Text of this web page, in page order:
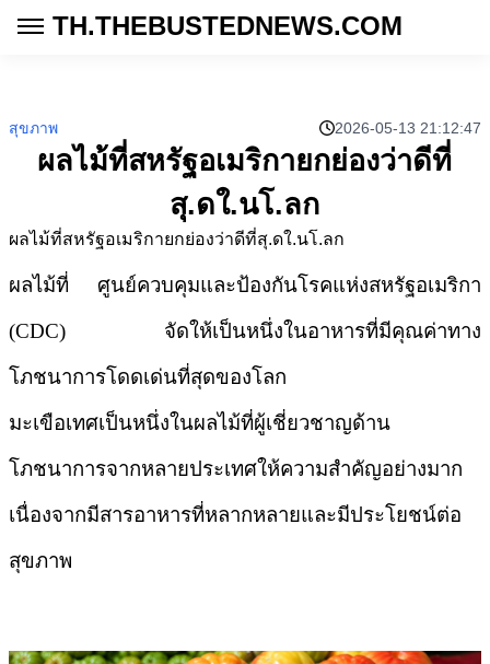
TH.THEBUSTEDNEWS.COM
สุขภาพ 2026-05-13 21:12:47
ผลไม้ที่สหรัฐอเมริกายกย่องว่าดีที่
สุ.ดใ.นโ.ลก
ผลไม้ที่สหรัฐอเมริกายกย่องว่าดีที่สุ.ดใ.นโ.ลก
ผลไม้ที่ ศูนย์ควบคุมและป้องกันโรคแห่งสหรัฐอเมริกา
(CDC) จัดให้เป็นหนึ่งในอาหารที่มีคุณค่าทาง
โภชนาการโดดเด่นที่สุดของโลก
มะเขือเทศเป็นหนึ่งในผลไม้ที่ผู้เชี่ยวชาญด้าน
โภชนาการจากหลายประเทศให้ความสำคัญอย่างมาก
เนื่องจากมีสารอาหารที่หลากหลายและมีประโยชน์ต่อ
สุขภาพ